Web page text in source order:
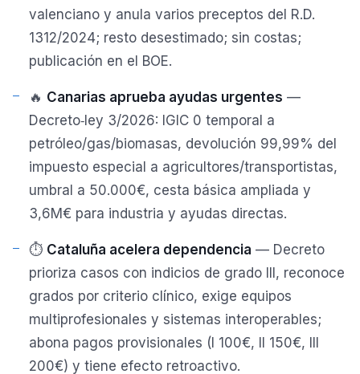
valenciano y anula varios preceptos del R.D.
1312/2024; resto desestimado; sin costas;
publicación en el BOE.
🔥 Canarias aprueba ayudas urgentes —
Decreto‑ley 3/2026: IGIC 0 temporal a
petróleo/gas/biomasas, devolución 99,99% del
impuesto especial a agricultores/transportistas,
umbral a 50.000€, cesta básica ampliada y
3,6M€ para industria y ayudas directas.
⏱️ Cataluña acelera dependencia — Decreto
prioriza casos con indicios de grado III, reconoce
grados por criterio clínico, exige equipos
multiprofesionales y sistemas interoperables;
abona pagos provisionales (I 100€, II 150€, III
200€) y tiene efecto retroactivo.